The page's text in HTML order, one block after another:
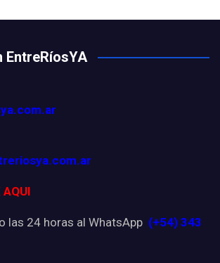
EntreRíosYA
las 24 horas al WhatsApp (+54) 343